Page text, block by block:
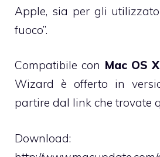
Apple, sia per gli
fuoco”.
Compatibile con Mac OS
Wizard è offerto in
partire dal link che trovate
Download: